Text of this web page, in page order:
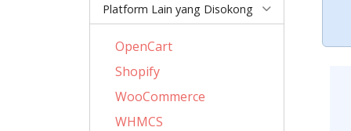
Platform Lain yang Disokong
OpenCart
Shopify
WooCommerce
WHMCS